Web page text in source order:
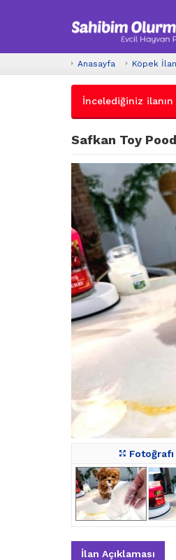
Anasayfa Köpek
İncelediğiniz
Safkan Toy
İlan Açıklaması